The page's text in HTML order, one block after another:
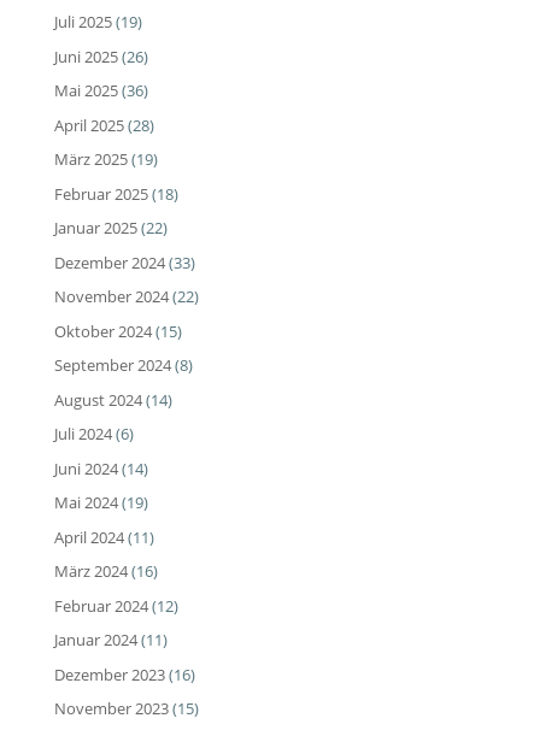
Juli 2025(19)
Juni 2025(26)
Mai 2025(36)
April 2025(28)
März 2025(19)
Februar 2025(18)
Januar 2025(22)
Dezember 2024(33)
November 2024(22)
Oktober 2024(15)
September 2024(8)
August 2024(14)
Juli 2024(6)
Juni 2024(14)
Mai 2024(19)
April 2024(11)
März 2024(16)
Februar 2024(12)
Januar 2024(11)
Dezember 2023(16)
November 2023(15)